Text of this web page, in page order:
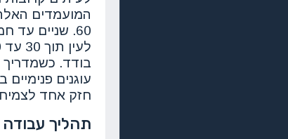
המועמדים
60. שניים עד
בודד. כשמדריך
עוגנים
חזק אחד
תהליך